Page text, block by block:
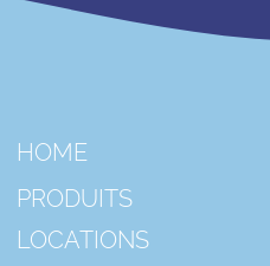
HOME
PRODUITS
LOCATIONS